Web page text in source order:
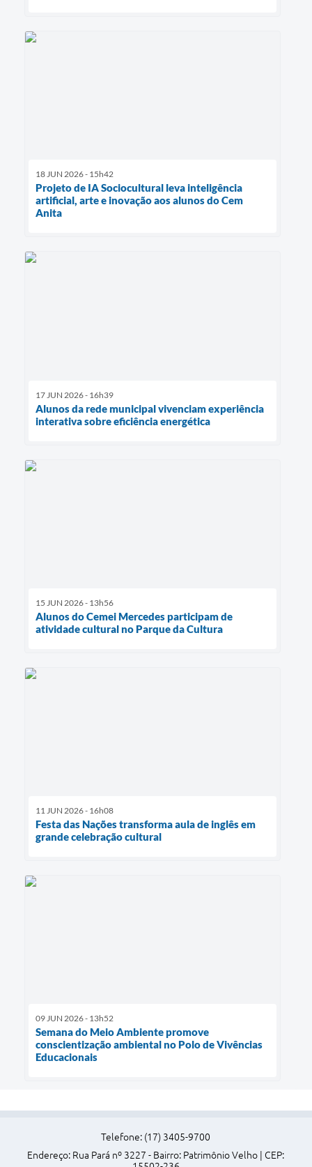
18 JUN 2026 - 15h42
Projeto de IA Sociocultural leva inteligência
artificial, arte e inovação aos alunos do Cem
Anita
17 JUN 2026 - 16h39
Alunos da rede municipal vivenciam experiência
interativa sobre eficiência energética
15 JUN 2026 - 13h56
Alunos do Cemei Mercedes participam de
atividade cultural no Parque da Cultura
11 JUN 2026 - 16h08
Festa das Nações transforma aula de inglês em
grande celebração cultural
09 JUN 2026 - 13h52
Semana do Meio Ambiente promove
conscientização ambiental no Polo de Vivências
Educacionais
Telefone: (17) 3405-9700
Endereço: Rua Pará nº 3227 - Bairro: Patrimônio Velho | CEP: